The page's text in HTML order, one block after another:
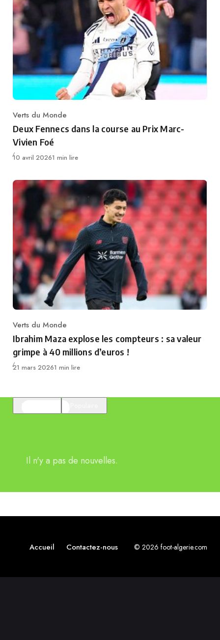
Category
Verts du Monde
Deux Fennecs dans la course au Prix Marc-
Vivien Foé
Publié
10 avril 20261 min lire
Category
Verts du Monde
Ibrahim Maza explose les compteurs : sa valeur
grimpe à 40 millions d’euros !
Publié
21 mars 20261 min lire
Il n'y a pas de nouvelles.
Accueil Contactez-nous © 2026 foot-algerie.com